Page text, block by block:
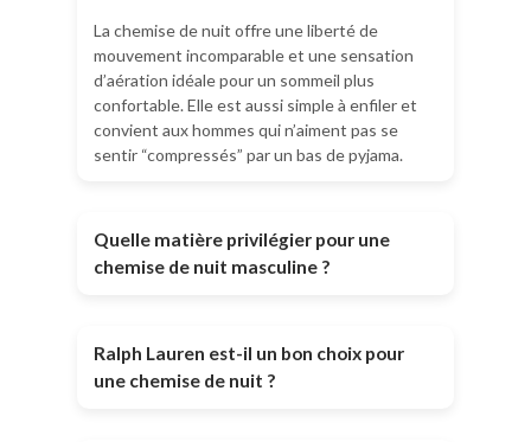
La chemise de nuit offre une liberté de
mouvement incomparable et une sensation
d’aération idéale pour un sommeil plus
confortable. Elle est aussi simple à enfiler et
convient aux hommes qui n’aiment pas se
sentir “compressés” par un bas de pyjama.
Quelle matière privilégier pour une
chemise de nuit masculine ?
Ralph Lauren est-il un bon choix pour
une chemise de nuit ?